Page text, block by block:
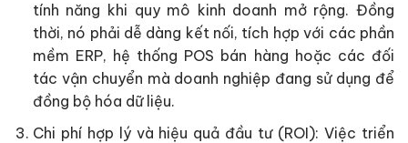
tính năng khi quy mô kinh doanh mở rộng. Đồng
thời, nó phải dễ dàng kết nối, tích hợp với các phần
mềm ERP, hệ thống POS bán hàng hoặc các đối
tác vận chuyển mà doanh nghiệp đang sử dụng để
đồng bộ hóa dữ liệu.
Chi phí hợp lý và hiệu quả đầu tư (ROI): Việc triển